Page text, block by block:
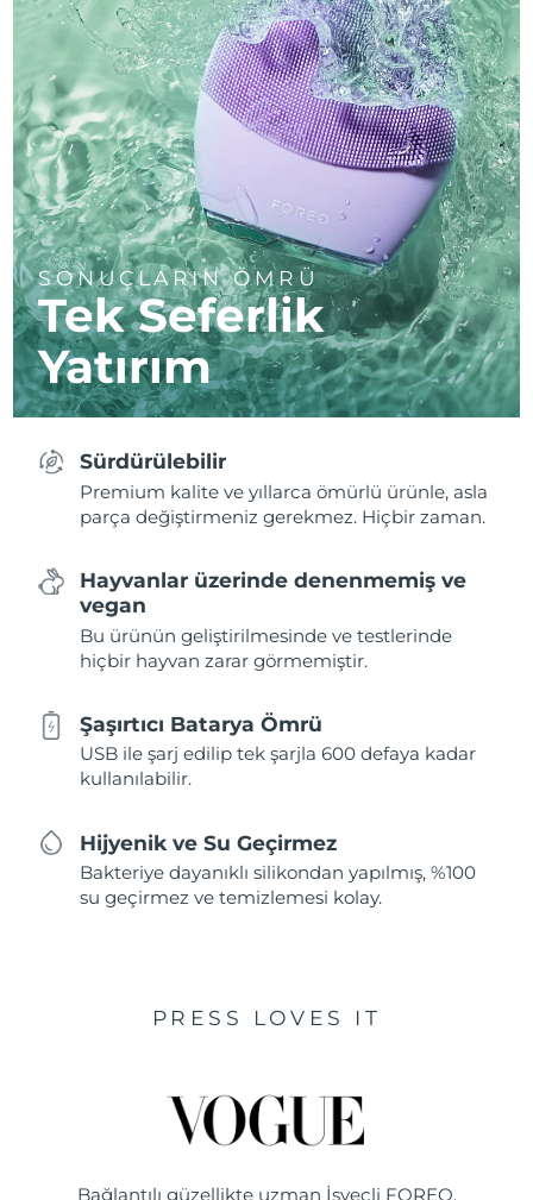
SONUÇLARIN ÖMRÜ
Tek Seferlik
Yatırım
Sürdürülebilir
Premium kalite ve yıllarca ömürlü ürünle, asla
parça değiştirmeniz gerekmez. Hiçbir zaman.
Hayvanlar üzerinde denenmemiş ve
vegan
Bu ürünün geliştirilmesinde ve testlerinde
hiçbir hayvan zarar görmemiştir.
Şaşırtıcı Batarya Ömrü
USB ile şarj edilip tek şarjla 600 defaya kadar
kullanılabilir.
Hijyenik ve Su Geçirmez
Bakteriye dayanıklı silikondan yapılmış, %100
su geçirmez ve temizlemesi kolay.
PRESS LOVES IT
Bağlantılı güzellikte uzman İsveçli FOREO,